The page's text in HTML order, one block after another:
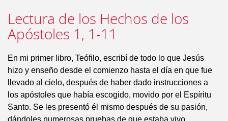
Lectura de los Hechos de los
Apóstoles 1, 1-11
En mi primer libro, Teófilo, escribí de todo lo que Jesús
hizo y enseño desde el comienzo hasta el día en que fue
llevado al cielo, después de haber dado instrucciones a
los apóstoles que había escogido, movido por el Espíritu
Santo. Se les presentó él mismo después de su pasión,
dándoles numerosas pruebas de que estaba vivo,